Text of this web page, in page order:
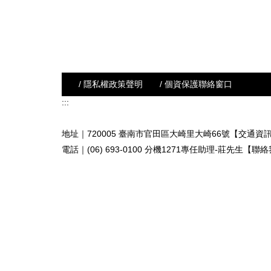
/ 隱私權政策聲明
/ 個資保護聯絡窗口
:::
地址｜720005 臺南市官田區大崎里大崎66號【交通資訊
電話｜(06) 693-0100 分機1271專任助理-莊先生 【聯絡